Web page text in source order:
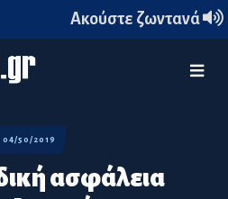
Ακούστε ζωντανά
ασφάλεια
50/2019